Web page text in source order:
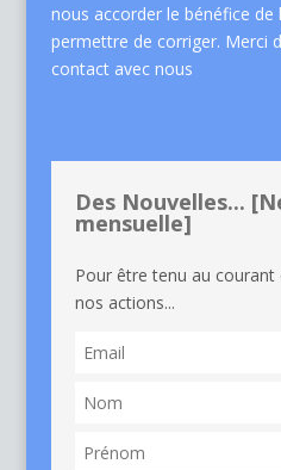
nous accorder le bénéfice
permettre de corriger. Merci
contact avec nous
Des Nouvelles...
mensuelle]
Pour être tenu au
nos actions...